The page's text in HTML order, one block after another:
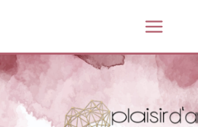
springen